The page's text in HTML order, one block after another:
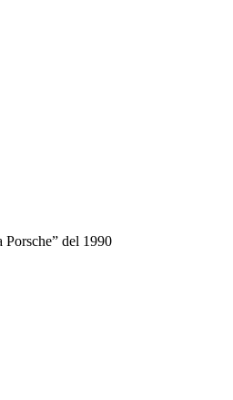
del 1990